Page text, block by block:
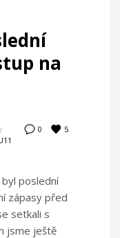
na
0 5
/
poslední
zápasy před
setkali s
jsme ještě